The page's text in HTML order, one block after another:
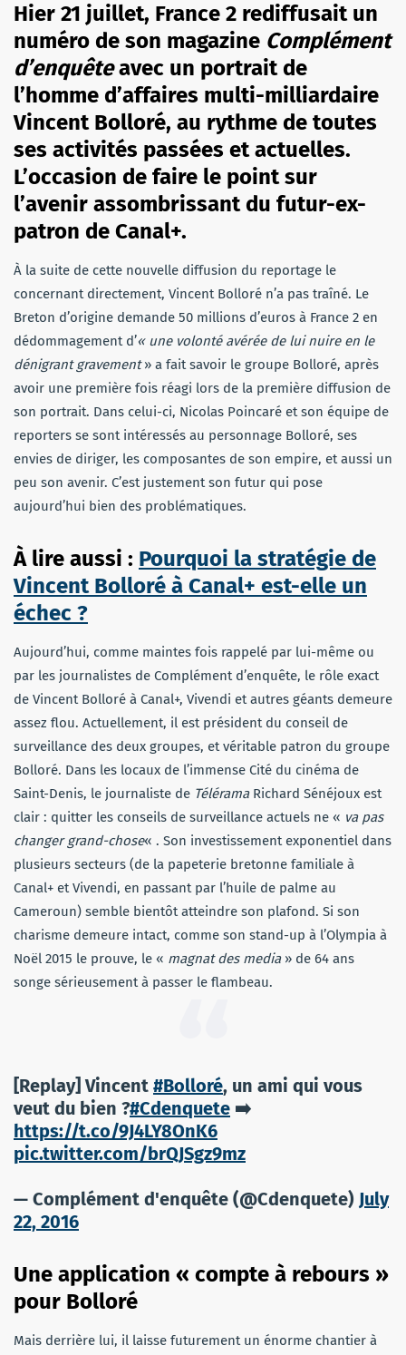
Hier 21 juillet, France 2 rediffusait un
numéro de son magazine Complément
d’enquêteavec un portrait de
l’homme d’affaires multi-milliardaire
Vincent Bolloré, au rythme de toutes
ses activités passées et actuelles.
L’occasion de faire le point sur
l’avenir assombrissant du futur-ex-
patron de Canal+.
À la suite de cette nouvelle diffusion du reportage le
concernant directement, Vincent Bolloré n’a pas traîné. Le
Breton d’origine demande 50 millions d’euros à France 2 en
dédommagement d’« une volonté avérée de lui nuire en le
dénigrant gravement» a fait savoir le groupe Bolloré, après
avoir une première fois réagi lors de la première diffusion de
son portrait. Dans celui-ci, Nicolas Poincaré et son équipe de
reporters se sont intéressés au personnage Bolloré, ses
envies de diriger, les composantes de son empire, et aussi un
peu son avenir. C’est justement son futur qui pose
aujourd’hui bien des problématiques.
À lire aussi : Pourquoi la stratégie de
Vincent Bolloré à Canal+ est-elle un
échec ?
Aujourd’hui, comme maintes fois rappelé par lui-même ou
par les journalistes de Complément d’enquête, le rôle exact
de Vincent Bolloré à Canal+, Vivendi et autres géants demeure
assez flou. Actuellement, il est président du conseil de
surveillance des deux groupes, et véritable patron du groupe
Bolloré. Dans les locaux de l’immense Cité du cinéma de
Saint-Denis, le journaliste de TéléramaRichard Sénéjoux est
clair : quitter les conseils de surveillance actuels ne « va pas
changer grand-chose« . Son investissement exponentiel dans
plusieurs secteurs (de la papeterie bretonne familiale à
Canal+ et Vivendi, en passant par l’huile de palme au
Cameroun) semble bientôt atteindre son plafond. Si son
charisme demeure intact, comme son stand-up à l’Olympia à
Noël 2015 le prouve, le « magnat des media» de 64 ans
songe sérieusement à passer le flambeau.
[Replay] Vincent #Bolloré, un ami qui vous
veut du bien ?#Cdenquete ➡️
https://t.co/9J4LY8OnK6
pic.twitter.com/brQJSgz9mz
— Complément d'enquête (@Cdenquete) July
22, 2016
Une application « compte à rebours »
pour Bolloré
Mais derrière lui, il laisse futurement un énorme chantier à